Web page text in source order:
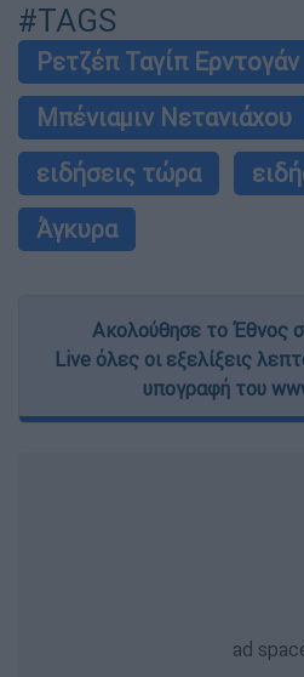
#TAGS
Ρετζέπ Ταγίπ Ερντογάν
Μπένιαμιν Νετανιάχου
ειδήσεις τώρα
Άγκυρα
Ακολούθησε το Έθνος
Live όλες οι εξελίξεις
υπογραφή του